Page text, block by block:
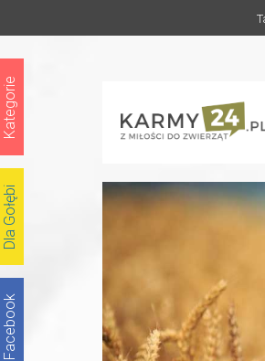
Facebook
Dla Gołębi
Kategorie